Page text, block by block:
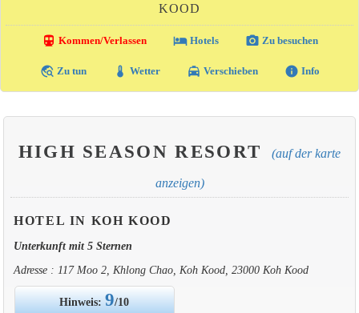
KOOD
directions_transit Kommen/Verlassen local_hotelHotels photo_camera Zu besuchen
travel_explore Zu tun thermostat Wetter local_taxi Verschieben info Info
HIGH SEASON RESORT (auf der karte
anzeigen)
HOTEL IN KOH KOOD
Unterkunft mit 5 Sternen
Adresse : 117 Moo 2, Khlong Chao, Koh Kood, 23000 Koh Kood
Hinweis:9/10